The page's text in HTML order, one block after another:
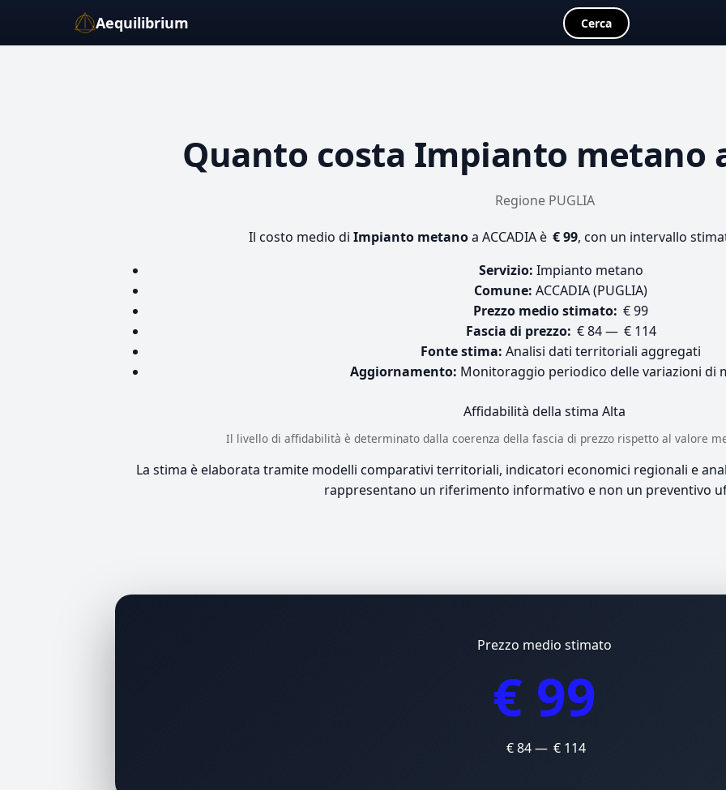
Aequilibrium Cerca
Quanto costa Impianto metano
Regione PUGLIA
Il costo medio di Impianto metanoa ACCADIA è € 99, con un intervallo
Servizio: Impianto metano
Comune: ACCADIA (PUGLIA)
Prezzo medio stimato: € 99
Fascia di prezzo: € 84 — € 114
Fonte stima: Analisi dati territoriali aggregati
Aggiornamento: Monitoraggio periodico delle variazioni di
Affidabilità della stima Alta
Il livello di affidabilità è determinato dalla coerenza della fascia di prezzo rispetto al valore
La stima è elaborata tramite modelli comparativi territoriali, indicatori economici regionali e
rappresentano un riferimento informativo e non un preventivo
Prezzo medio stimato
€ 99
€ 84 — € 114